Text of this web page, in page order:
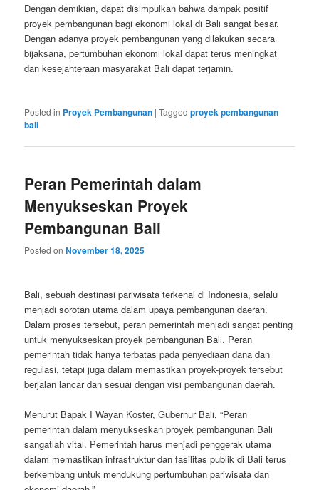
Dengan demikian, dapat disimpulkan bahwa dampak positif
proyek pembangunan bagi ekonomi lokal di Bali sangat besar.
Dengan adanya proyek pembangunan yang dilakukan secara
bijaksana, pertumbuhan ekonomi lokal dapat terus meningkat
dan kesejahteraan masyarakat Bali dapat terjamin.
Posted in Proyek Pembangunan |Tagged proyek pembangunan
bali
Peran Pemerintah dalam
Menyukseskan Proyek
Pembangunan Bali
Posted onNovember 18, 2025
Bali, sebuah destinasi pariwisata terkenal di Indonesia, selalu
menjadi sorotan utama dalam upaya pembangunan daerah.
Dalam proses tersebut, peran pemerintah menjadi sangat penting
untuk menyukseskan proyek pembangunan Bali. Peran
pemerintah tidak hanya terbatas pada penyediaan dana dan
regulasi, tetapi juga dalam memastikan proyek-proyek tersebut
berjalan lancar dan sesuai dengan visi pembangunan daerah.
Menurut Bapak I Wayan Koster, Gubernur Bali, “Peran
pemerintah dalam menyukseskan proyek pembangunan Bali
sangatlah vital. Pemerintah harus menjadi penggerak utama
dalam memastikan infrastruktur dan fasilitas publik di Bali terus
berkembang untuk mendukung pertumbuhan pariwisata dan